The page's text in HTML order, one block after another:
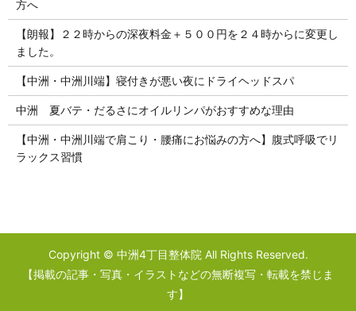
方へ
【朗報】２２時からの深夜料金＋５００円を２４時からに変更し
ました。
【中洲・中洲川端】寝付きが悪い夜にドライヘッドスパ
中洲 夏バテ・だるさにオイルリンパがおすすめな理由
【中洲・中洲川端で肩こり・腰痛にお悩みの方へ】腹式呼吸でリ
ラックス習慣
Copyright © 中洲4丁目整体院 All Rights Reserved.
【掲載の記事・写真・イラストなどの無断複写・転載を禁じま
す】